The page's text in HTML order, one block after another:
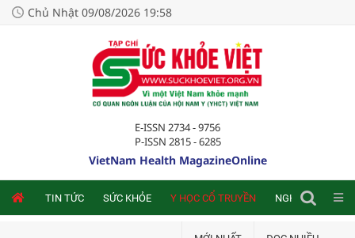
Chủ Nhật 09/08/2026 19:58
E-ISSN 2734 - 9756
P-ISSN 2815 - 6285
VietNam Health MagazineOnline
TIN TỨC SỨC KHỎE Y HỌC CỔ TRUYỀN NGHIÊN CỨU